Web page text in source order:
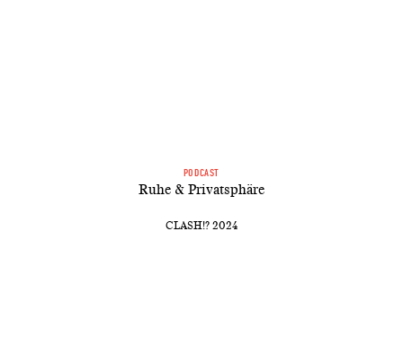
PODCAST
Ruhe & Privatsphäre
CLASH!? 2024